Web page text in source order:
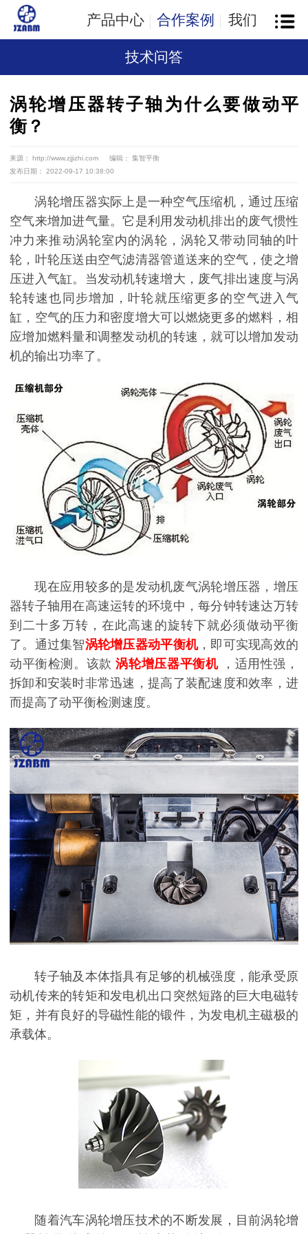
产品中心 合作案例 我们
技术问答
涡轮增压器转子轴为什么要做动平
衡？
来源： http://www.zjjizhi.com
编辑： 集智平衡
发布日期： 2022-09-17 10:38:00
涡轮增压器实际上是一种空气压缩机，通过压缩
空气来增加进气量。它是利用发动机排出的废气惯性
冲力来推动涡轮室内的涡轮，涡轮又带动同轴的叶
轮，叶轮压送由空气滤清器管道送来的空气，使之增
压进入气缸。当发动机转速增大，废气排出速度与涡
轮转速也同步增加，叶轮就压缩更多的空气进入气
缸，空气的压力和密度增大可以燃烧更多的燃料，相
应增加燃料量和调整发动机的转速，就可以增加发动
机的输出功率了。
现在应用较多的是发动机废气涡轮增压器，增压
器转子轴用在高速运转的环境中，每分钟转速达万转
到二十多万转，在此高速的旋转下就必须做动平衡
了。通过集智涡轮增压器动平衡机，即可实现高效的
动平衡检测。该款涡轮增压器平衡机，适用性强，
拆卸和安装时非常迅速，提高了装配速度和效率，进
而提高了动平衡检测速度。
转子轴及本体指具有足够的机械强度，能承受原
动机传来的转矩和发电机出口突然短路的巨大电磁转
矩，并有良好的导磁性能的锻件，为发电机主磁极的
承载体。
随着汽车涡轮增压技术的不断发展，目前涡轮增